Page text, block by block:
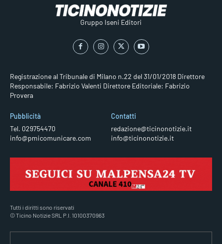
Gruppo Iseni Editori
Registrazione al Tribunale di Milano n.22 del 31/01/2018 Direttore
Responsabile: Fabrizio Valenti Direttore Editoriale: Fabrizio
Provera
Pubblicità
Tel. 029754470
info@pmicomunicare.com
Contatti
redazione@ticinonotizie.it
info@ticinonotizie.it
Tutti i diritti sono riservati
© Ticino Notizie SRL P.I. 10100370963